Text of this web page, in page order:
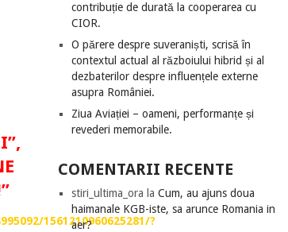
1561210960625281/?
contribuție de durată la cooperarea cu
CIOR.
O părere despre suveraniști, scrisă în
contextul actual al războiului hibrid și al
dezbaterilor despre influențele externe
asupra României.
Ziua Aviației – oameni, performanțe și
revederi memorabile.
COMENTARII RECENTE
stiri_ultima_ora laCum, au ajuns doua
haimanale KGB-iste, sa arunce Romania in
aer?